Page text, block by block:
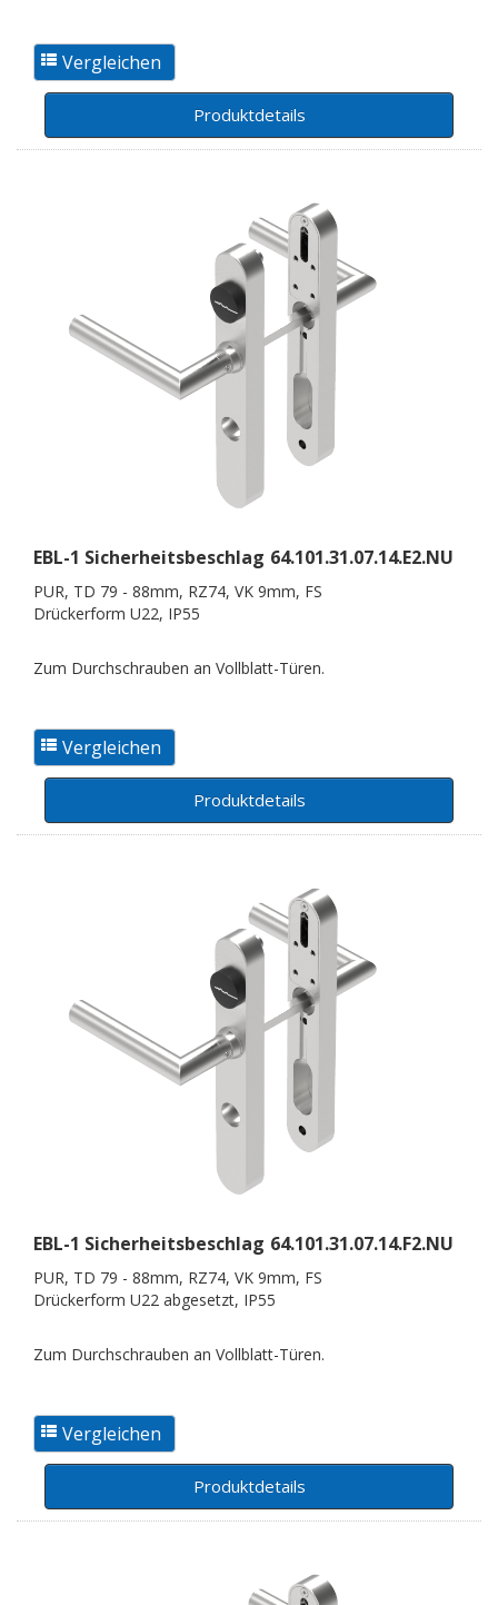
Produktdetails
EBL-1 Sicherheitsbeschlag 64.101.31.07.14.E2.NU
PUR, TD 79 - 88mm, RZ74, VK 9mm, FS
Drückerform U22, IP55
Zum Durchschrauben an Vollblatt-Türen.
Produktdetails
EBL-1 Sicherheitsbeschlag 64.101.31.07.14.F2.NU
PUR, TD 79 - 88mm, RZ74, VK 9mm, FS
Drückerform U22 abgesetzt, IP55
Zum Durchschrauben an Vollblatt-Türen.
Produktdetails